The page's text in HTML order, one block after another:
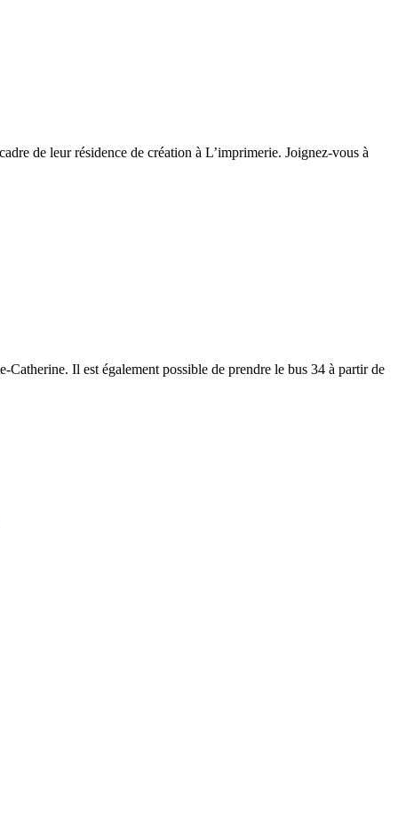
de leur résidence de création à L’imprimerie. Joignez-vous à
Il est également possible de prendre le bus 34 à partir de